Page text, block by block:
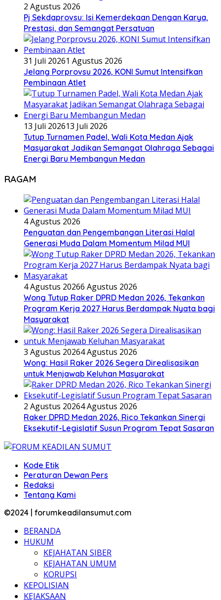
2 Agustus 2026
Pj Sekdaprovsu: Isi Kemerdekaan Dengan Karya,
Prestasi, dan Semangat Persatuan
31 Juli 20261 Agustus 2026
Jelang Porprovsu 2026, KONI Sumut Intensifkan
Pembinaan Atlet
13 Juli 202613 Juli 2026
Tutup Turnamen Padel, Wali Kota Medan Ajak
Masyarakat Jadikan Semangat Olahraga Sebagai
Energi Baru Membangun Medan
RAGAM
4 Agustus 2026
Penguatan dan Pengembangan Literasi Halal
Generasi Muda Dalam Momentum Milad MUI
4 Agustus 20266 Agustus 2026
Wong Tutup Raker DPRD Medan 2026, Tekankan
Program Kerja 2027 Harus Berdampak Nyata bagi
Masyarakat
3 Agustus 20264 Agustus 2026
Wong: Hasil Raker 2026 Segera Direalisasikan
untuk Menjawab Keluhan Masyarakat
2 Agustus 20264 Agustus 2026
Raker DPRD Medan 2026, Rico Tekankan Sinergi
Eksekutif-Legislatif Susun Program Tepat Sasaran
Kode Etik
Peraturan Dewan Pers
Redaksi
Tentang Kami
©2024 | forumkeadilansumut.com
BERANDA
HUKUM
KEJAHATAN SIBER
KEJAHATAN UMUM
KORUPSI
KEPOLISIAN
KEJAKSAAN